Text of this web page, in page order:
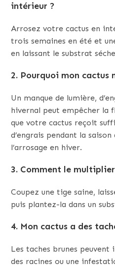
intérieur ?
Arrosez votre cactus en
trois semaines en été et
en laissant le substrat
2. Pourquoi mon cactus
Un manque de lumière,
hivernal peut empêcher la
que votre cactus reçoit
d’engrais pendant la
l’arrosage en hiver.
3. Comment le
Coupez une tige saine,
puis plantez-la dans un
4. Mon cactus a des
Les taches brunes
des racines ou une